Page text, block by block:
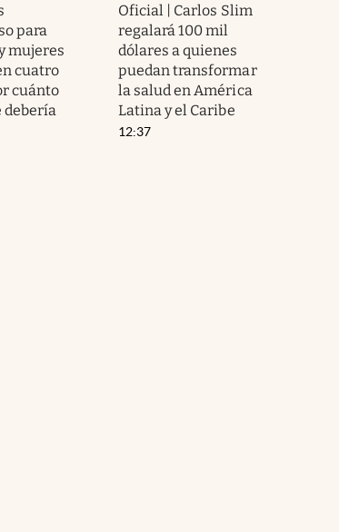
para
mujeres
cuatro
cuánto
debería
Oficial | Carlos Slim
regalará 100 mil
dólares a quienes
puedan transformar
la salud en América
Latina y el Caribe
12:37